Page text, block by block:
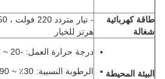
طاقة كهربائية
شغالة
هرتز للخيار
البيئة المحيطة
درجة حرارة العمل: -20 ~ 65 ℃ ؛
الرطوبة النسبية: 30٪ ~ 90٪